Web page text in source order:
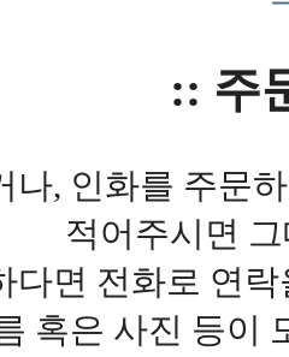
:: 주
나, 인화를 주문
적어주시면
다면 전화로 연
혹은 사진 등이